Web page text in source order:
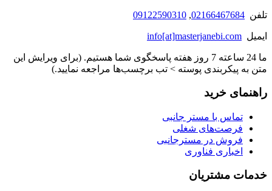
تلفن 02166467684
,
09122590310
ایمیل info[at]masterjanebi.com
ما 24 ساعته 7 روز هفته پاسخگوی شما هستیم. (برای ویرایش این
متن به پیکربندی پوسته > تب برچسب‌ها مراجعه نمایید.)
راهنمای خرید
تماس با مستر جانبی
فرصت‌های شغلی
فروش در مسترجانبی
اخباری فناوری
خدمات مشتریان